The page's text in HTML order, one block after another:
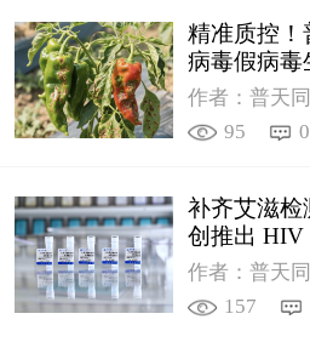
精准质控！
病毒假病毒
作者：普天
95
0
补齐艾滋检
创推出 HIV
质
作者：普天
157